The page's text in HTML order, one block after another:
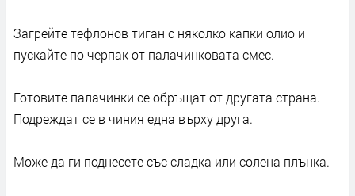
Загрейте тефлонов тиган с няколко капки олио и
пускайте по черпак от палачинковата смес.
Готовите палачинки се обръщат от другата страна.
Подреждат се в чиния една върху друга.
Може да ги поднесете със сладка или солена плънка.